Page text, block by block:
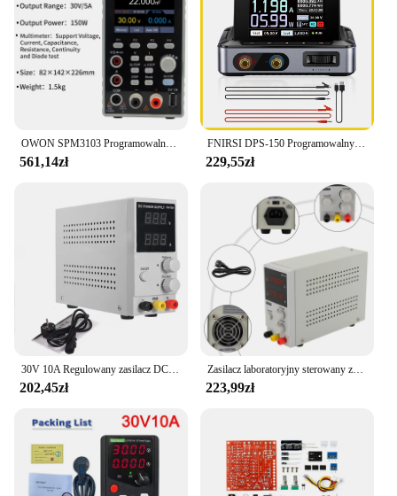
561,14zł
FNIRSI DPS-150 Programowalny zasilacz CNC DC 30V 5A Regulowany zasilacz laboratoryjny z regulacją napięcia
229,55zł
202,45zł
Zasilacz laboratoryjny sterowany zasilacz transformator 30 V 10 A DC
223,99zł